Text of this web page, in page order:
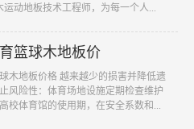
运动地板技术工程师，为每一个人...
篮球木地板价
木地板价格 越来越少的损害并降低遗
风险性：体育场地设施定期检查维护
校体育馆的使用期，在安全系数和...